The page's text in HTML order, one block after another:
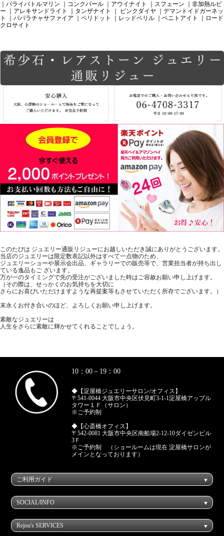
｜パライバトルマリン
｜コンクパール ｜アウイナイト ｜スフェーン
｜非加熱ルビ
ー
｜アレキサンドライト ｜タンザナイト ｜ ピンクダイヤ
｜デマントイドガーネッ
ト
｜パパラチャサファイア ｜ペリドット ｜レッドベリル ｜ベニトアイト
｜ロード
クロサイト
このたびは ジュエリー通販リジューにお越しいただき誠にありがとうございます。
当店のジュエリーは限定数表記以外はすべて一点物のため、
ジュエリーショーや展示会出品、ギャラリーでの販売等で、営業担当者が持ち出し
ている逸品もご ざいます。
万が一のタイミングで先の受注がございました時はご容赦お願い申し上げます。
（その際は、せっかくのお気持ちを大切に
さらにお喜びいただけますような再提案等もさせていただく所存でございます。）
末永くお付き合いのほど、よろしくお願い申し上げます。
素敵なジュエリーは
人生をさらに素敵に輝かせてくれることでしょう。
10：00－19：00
◆【淀屋橋ジュエリーサロン/オフィス】
〒541-0044 大阪市中央区伏見町3-1-1淀屋橋アップル
タワー１Ｆ（サロン）
※ご予約制
◆【心斎橋オフィス】
〒542-0081 大阪市中央区南船場2-12-10ダイゼンビル
3Ｆ
※ご予約制 （ショールームは現在 淀屋橋サロンが
メインとなっております）
ご利用ガイド
SOCIAL/INFO
Rejou's SERVICES